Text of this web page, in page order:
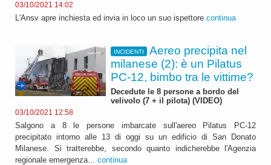
03/10/2021 14:02
L'Ansv apre inchiesta ed invia in loco un suo ispettore continua
INCIDENTI
Aereo precipita nel
milanese (2): è un Pilatus
PC-12, bimbo tra le vittime?
Decedute le 8 persone a bordo del
velivolo (7 + il pilota) (VIDEO)
03/10/2021 12:58
Salgono a 8 le persone imbarcate sull'aereo Pilatus PC-12
precipitato intorno alle 13 di oggi su un edificio di San Donato
Milanese. Si tratterebbe, secondo quanto indicherebbe l'Agenzia
regionale emergenza... continua